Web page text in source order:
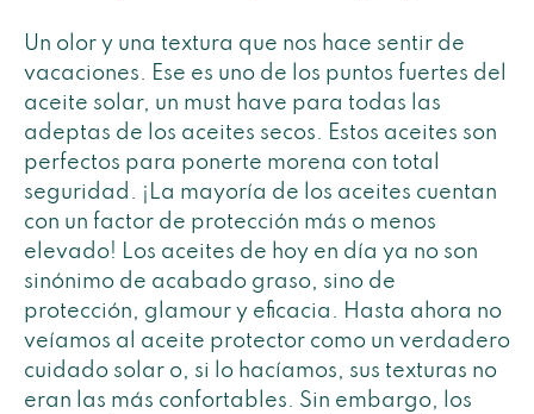
Un olor y una textura que nos hace sentir de
vacaciones. Ese es uno de los puntos fuertes del
aceite solar, un must have para todas las
adeptas de los aceites secos. Estos aceites son
perfectos para ponerte morena con total
seguridad. ¡La mayoría de los aceites cuentan
con un factor de protección más o menos
elevado! Los aceites de hoy en día ya no son
sinónimo de acabado graso, sino de
protección, glamour y eficacia. Hasta ahora no
veíamos al aceite protector como un verdadero
cuidado solar o, si lo hacíamos, sus texturas no
eran las más confortables. Sin embargo, los